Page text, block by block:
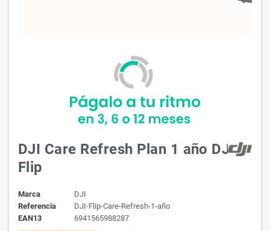
DJI Care Refresh Plan 1 año DJI
Flip
Marca
DJI
Referencia
DJI-Flip-Care-Refresh-1-año
EAN13
6941565988287